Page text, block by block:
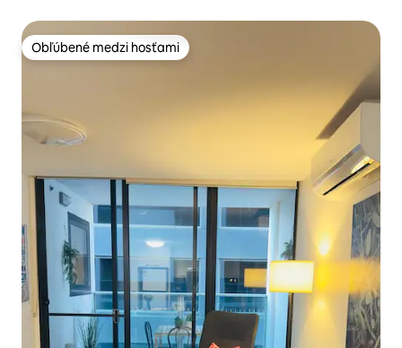
Obľúbené medzi hosťami
Obľúbené medzi hosťami